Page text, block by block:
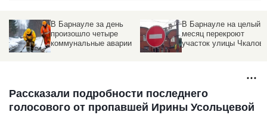
В Барнауле за день
произошло четыре
коммунальные аварии
В Барнауле на целый
месяц перекроют
участок улицы Чкалова
Рассказали подробности последнего
голосового от пропавшей Ирины Усольцевой